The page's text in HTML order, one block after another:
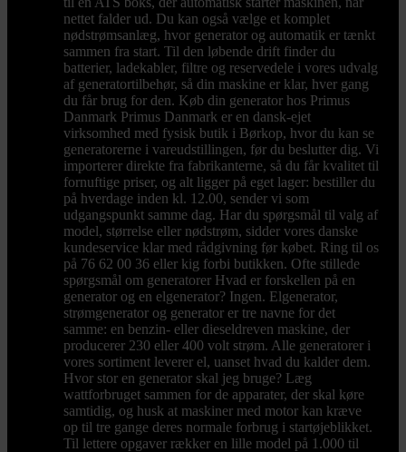
nettet falder ud. Du kan også vælge et komplet
nødstrømsanlæg, hvor generator og automatik er tænkt
sammen fra start. Til den løbende drift finder du
batterier, ladekabler, filtre og reservedele i vores udvalg
af generatortilbehør, så din maskine er klar, hver gang
du får brug for den. Køb din generator hos Primus
Danmark Primus Danmark er en dansk-ejet
virksomhed med fysisk butik i Børkop, hvor du kan se
generatorerne i vareudstillingen, før du beslutter dig. Vi
importerer direkte fra fabrikanterne, så du får kvalitet til
fornuftige priser, og alt ligger på eget lager: bestiller du
på hverdage inden kl. 12.00, sender vi som
udgangspunkt samme dag. Har du spørgsmål til valg af
model, størrelse eller nødstrøm, sidder vores danske
kundeservice klar med rådgivning før købet. Ring til os
på 76 62 00 36 eller kig forbi butikken. Ofte stillede
spørgsmål om generatorer Hvad er forskellen på en
generator og en elgenerator? Ingen. Elgenerator,
strømgenerator og generator er tre navne for det
samme: en benzin- eller dieseldreven maskine, der
producerer 230 eller 400 volt strøm. Alle generatorer i
vores sortiment leverer el, uanset hvad du kalder dem.
Hvor stor en generator skal jeg bruge? Læg
wattforbruget sammen for de apparater, der skal køre
samtidig, og husk at maskiner med motor kan kræve
op til tre gange deres normale forbrug i startøjeblikket.
Til lettere opgaver rækker en lille model på 1.000 til